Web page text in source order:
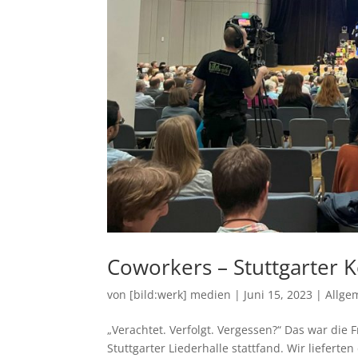
Coworkers – Stuttgarter
von [bild:werk] medien | Juni 15, 2023 |
„Verachtet. Verfolgt. Vergessen?“ Das war
Stuttgarter Liederhalle stattfand. Wir